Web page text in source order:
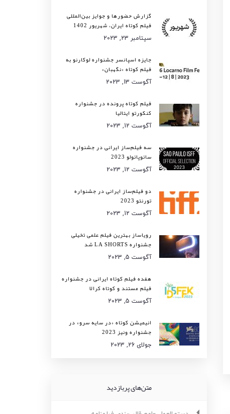
گزارش حضورها و جوایز بین‌المللی
فیلم کوتاه ایران، شهریور 1402
سپتامبر 23, 2023
جایزه اسپانسر جشنواره لوکارنو به
فیلم کوتاه «نگهبان»
آگوست 13, 2023
فیلم کوتاه پرونده در جشنواره
کنکورتو ایتالیا
آگوست 12, 2023
سه فیلم‌ساز ایرانی در جشنواره
سائوپائولو 2023
آگوست 12, 2023
دو فیلم‌ساز ایرانی در جشنواره
تورنتو 2023
آگوست 12, 2023
رویاساز بهترین فیلم علمی تخیلی
جشنواره LA SHORTS شد
آگوست 5, 2023
هفده فیلم کوتاه ایرانی در جشنواره
فیلم مستند و کوتاه کرالا
آگوست 5, 2023
انیمیشن کوتاه «در سایه سرو» در
جشنواره ونیز 2023
جولای 26, 2023
متن‌های پربازدید